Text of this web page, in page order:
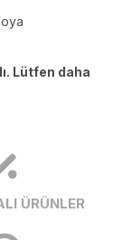
Lütfen daha
ÜRÜNLER